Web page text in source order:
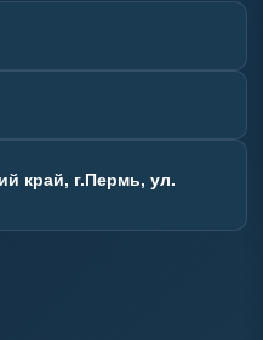
край, г.Пермь, ул.